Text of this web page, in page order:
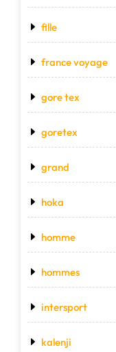
fille
france voyage
gore tex
goretex
grand
hoka
homme
hommes
intersport
kalenji